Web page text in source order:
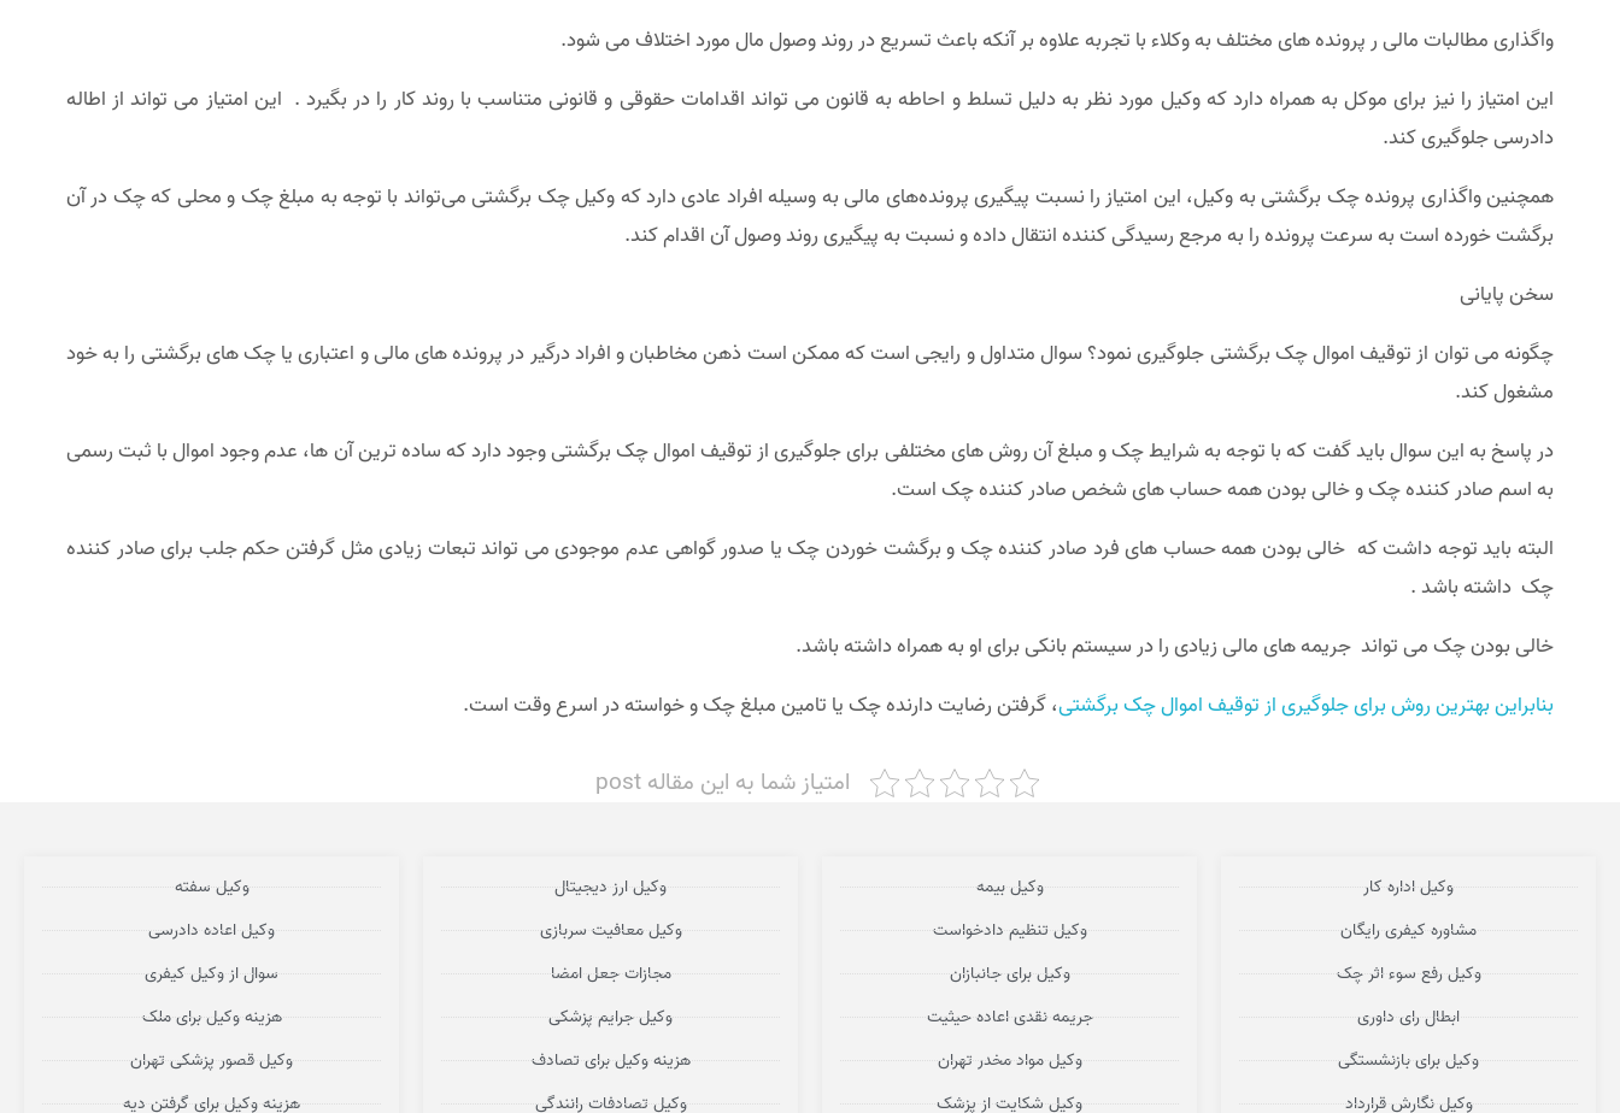
واگذاری مطالبات مالی ر پرونده های مختلف به وکلاء با تجربه علاوه بر آنکه باعث تسریع در روند وصول مال مورد اختلاف می شود.
این امتیاز را نیز برای موکل به همراه دارد که وکیل مورد نظر به دلیل تسلط و احاطه به قانون می تواند اقدامات حقوقی و قانونی متناسب با روند کار را در بگیرد . این امتیاز می تواند از اطاله
دادرسی جلوگیری کند.
همچنین واگذاری پرونده چک برگشتی به وکیل، این امتیاز را نسبت پیگیری پرونده‌های مالی به وسیله افراد عادی دارد که وکیل چک برگشتی می‌تواند با توجه به مبلغ چک و محلی که چک در آن
برگشت خورده است به سرعت پرونده را به مرجع رسیدگی کننده انتقال داده و نسبت به پیگیری روند وصول آن اقدام کند.
سخن پایانی
چگونه می توان از توقیف اموال چک برگشتی جلوگیری نمود؟ سوال متداول و رایجی است که ممکن است ذهن مخاطبان و افراد درگیر در پرونده های مالی و اعتباری یا چک های برگشتی را به خود
مشغول کند.
در پاسخ به این سوال باید گفت که با توجه به شرایط چک و مبلغ آن روش های مختلفی برای جلوگیری از توقیف اموال چک برگشتی وجود دارد که ساده ترین آن ها، عدم وجود اموال با ثبت رسمی
به اسم صادر کننده چک و خالی بودن همه حساب های شخص صادر کننده چک است.
البته باید توجه داشت که خالی بودن همه حساب های فرد صادر کننده چک و برگشت خوردن چک یا صدور گواهی عدم موجودی می تواند تبعات زیادی مثل گرفتن حکم جلب برای صادر کننده
چک داشته باشد .
خالی بودن چک می تواند جریمه های مالی زیادی را در سیستم بانکی برای او به همراه داشته باشد.
بنابراین بهترین روش برای جلوگیری از توقیف اموال چک برگشتی، گرفتن رضایت دارنده چک یا تامین مبلغ چک و خواسته در اسرع وقت است.
امتیاز شما به این مقاله post
وکیل اداره کار
مشاوره کیفری رایگان
وکیل رفع سوء اثر چک
ابطال رای داوری
وکیل برای بازنشستگی
وکیل نگارش قرارداد
وکیل بیمه
وکیل تنظیم دادخواست
وکیل برای جانبازان
جریمه نقدی اعاده حیثیت
وکیل مواد مخدر تهران
وکیل شکایت از پزشک
وکیل ارز دیجیتال
وکیل معافیت سربازی
مجازات جعل امضا
وکیل جرایم پزشکی
هزینه وکیل برای تصادف
وکیل تصادفات رانندگی
وکیل سفته
وکیل اعاده دادرسی
سوال از وکیل کیفری
هزینه وکیل برای ملک
وکیل قصور پزشکی تهران
هزینه وکیل برای گرفتن دیه